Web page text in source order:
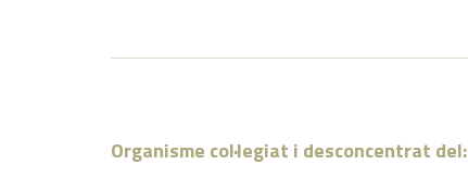
Organisme col·legiat i desconcentrat del: